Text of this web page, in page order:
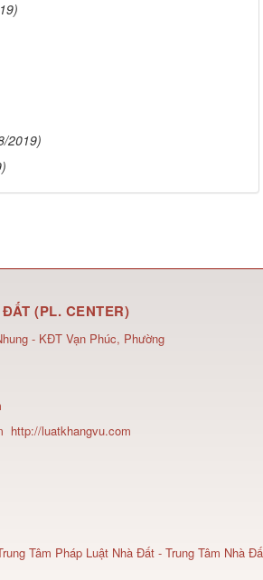
2019)
(PL. CENTER)
- KĐT Vạn Phúc, Phường
http://luatkhangvu.com
Tâm Pháp Luật Nhà Đất - Trung Tâm Nhà